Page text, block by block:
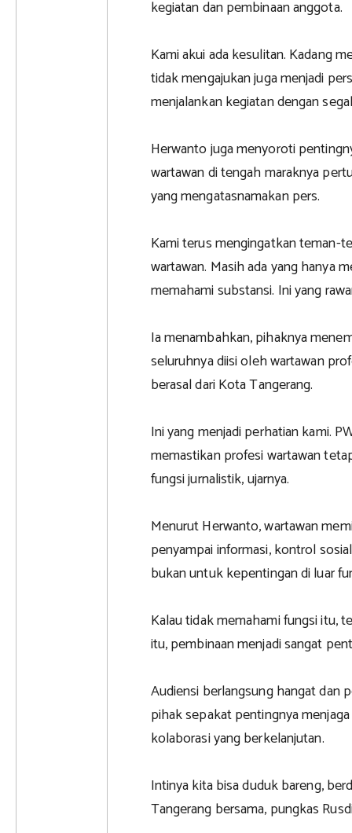
kegiatan dan pembinaan anggota.
Kami akui ada kesulitan. Kadang
tidak mengajukan juga menjadi
menjalankan kegiatan dengan
Herwanto juga menyoroti
wartawan di tengah maraknya
yang mengatasnamakan pers.
Kami terus mengingatkan teman-
wartawan. Masih ada yang hanya
memahami substansi. Ini yang
Ia menambahkan, pihaknya
seluruhnya diisi oleh wartawan
berasal dari Kota Tangerang.
Ini yang menjadi perhatian kami.
memastikan profesi wartawan
fungsi jurnalistik, ujarnya.
Menurut Herwanto, wartawan
penyampai informasi, kontrol
bukan untuk kepentingan di luar
Kalau tidak memahami fungsi itu,
itu, pembinaan menjadi sangat
Audiensi berlangsung hangat dan
pihak sepakat pentingnya
kolaborasi yang berkelanjutan.
Intinya kita bisa duduk bareng,
Tangerang bersama, pungkas